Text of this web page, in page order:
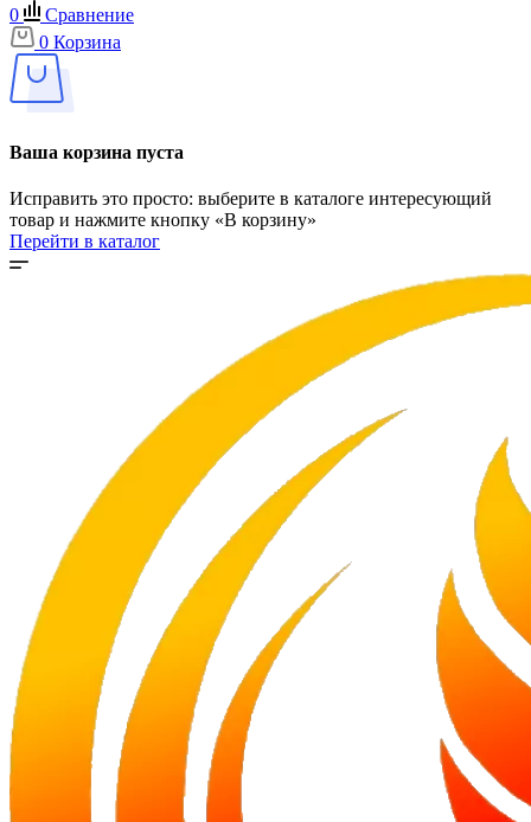
0
Сравнение
0 Корзина
Ваша корзина пуста
Исправить это просто: выберите в каталоге интересующий
товар и нажмите кнопку «В корзину»
Перейти в каталог